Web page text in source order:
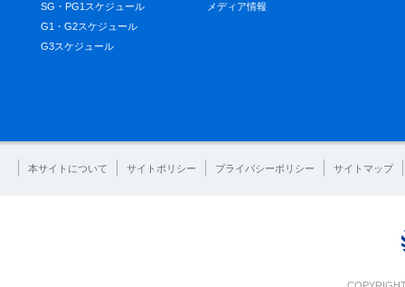
SG・PG1スケジュール
G1・G2スケジュール
G3スケジュール
メディア情報
本サイトについて サイトポリシー プライバシーポリシー サイトマップ